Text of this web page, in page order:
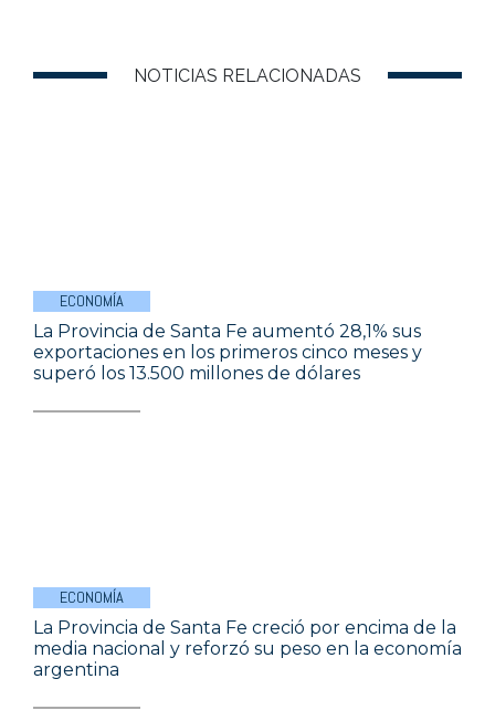
NOTICIAS RELACIONADAS
ECONOMÍA
La Provincia de Santa Fe aumentó 28,1% sus
exportaciones en los primeros cinco meses y
superó los 13.500 millones de dólares
ECONOMÍA
La Provincia de Santa Fe creció por encima de la
media nacional y reforzó su peso en la economía
argentina